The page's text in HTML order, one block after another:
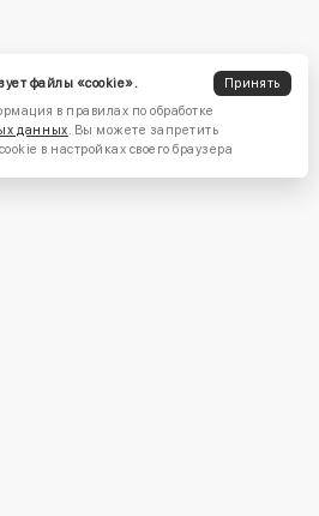
файлы «cookie».
Принять
в правилах по обработке
данных. Вы можете запретить
в настройках своего браузера